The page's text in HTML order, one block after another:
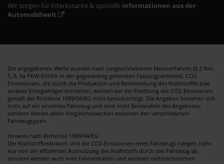
Wir sorgen für interessante & spezielle Informationen aus der
Automobilwelt
Die angegebenen Werte wurden nach vorgeschriebenen Messverfahren (§ 2 Nrn.
5, 6, 6a PKW-EnVKV in der gegenwärtig geltenden Fassung) ermittelt. CO2-
Emmisionen, die durch die Produktion und Bereitstellung des Kraftstoffes bzw.
anderer Energieträger entstehen, werden bei der Emittlung der CO2-Emissionen
gemäß der Richtlinie 1999/94/EG nicht berücksichtigt. Die Angaben beziehen sich
nicht auf ein einzelnes Fahrzeug und sind nicht Bestandteil des Angebotes,
sondern dienen allein Vergleichszwecken zwischen den verschiedenen
Fahrzeugtypen.
Hinweis nach Richtlinie 1999/94/EG:
Der Kraftstoffverbrauch und die CO2-Emissionen eines Fahrzeugs hängen nicht
nur von der effizienten Ausnutzung des Kraftstoffs durch das Fahrzeug ab,
sondern werden auch vom Fahrverhalten und anderen nichttechnischen